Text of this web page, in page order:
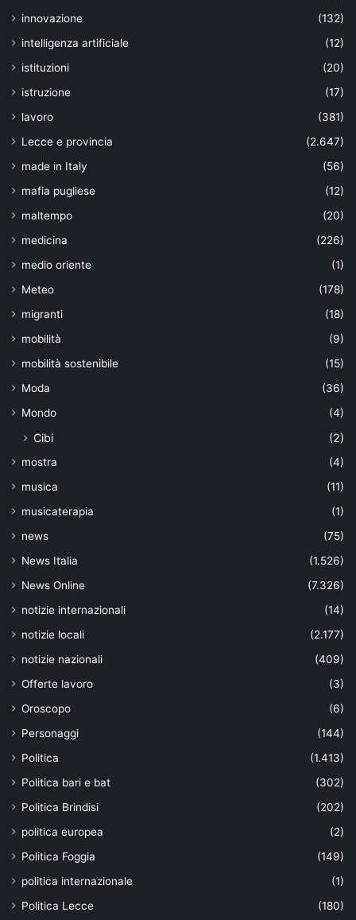
innovazione
(132)
intelligenza artificiale
(12)
istituzioni
(20)
istruzione
(17)
lavoro
(381)
Lecce e provincia
(2.647)
made in Italy
(56)
mafia pugliese
(12)
maltempo
(20)
medicina
(226)
medio oriente
(1)
Meteo
(178)
migranti
(18)
mobilità
(9)
mobilità sostenibile
(15)
Moda
(36)
Mondo
(4)
Cibi (2)
mostra
(4)
musica
(11)
musicaterapia
(1)
news
(75)
News Italia
(1.526)
News Online
(7.326)
notizie internazionali
(14)
notizie locali
(2.177)
notizie nazionali
(409)
Offerte lavoro
(3)
Oroscopo
(6)
Personaggi
(144)
Politica
(1.413)
Politica bari e bat
(302)
Politica Brindisi
(202)
politica europea
(2)
Politica Foggia
(149)
politica internazionale
(1)
Politica Lecce
(180)